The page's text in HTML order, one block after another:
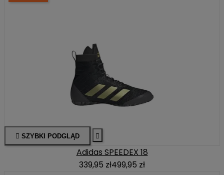
 SZYBKI PODGLĄD 
Adidas SPEEDEX 18
339,95 zł499,95 zł